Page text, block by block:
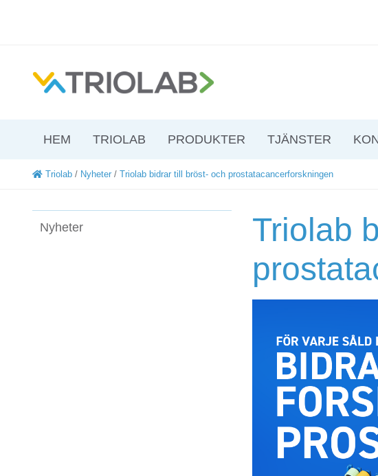
HEM TRIOLAB PRODUKTER TJÄNSTER
Triolab / Nyheter / Triolab bidrar till bröst- och prostatacancerforskningen
Nyheter
Triolab